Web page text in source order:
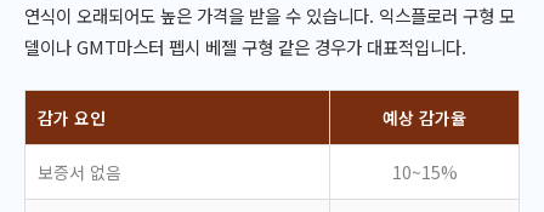
연식이 오래되어도 높은 가격을 받을 수 있습니다. 익스플로러 구형 모
델이나 GMT마스터 펩시 베젤 구형 같은 경우가 대표적입니다.
감가 요인 예상 감가율
보증서 없음 10~15%